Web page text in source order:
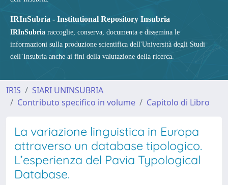
IRInSubria - Institutional Repository Insubria
IRInSubria raccoglie, conserva, documenta e dissemina le
informazioni sulla produzione scientifica dell'Università degli Studi
dell’Insubria anche ai fini della valutazione della ricerca.
IRIS
SIARI UNINSUBRIA
Contributo specifico in volume
Capitolo di Libro
La variazione linguistica in Europa
attraverso un database tipologico.
L’esperienza del Pavia Typological
Database.